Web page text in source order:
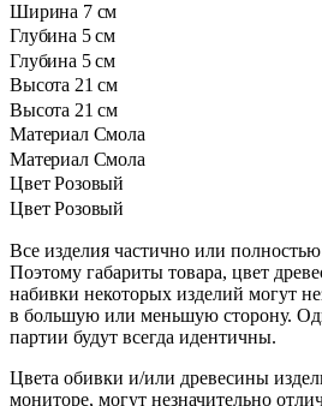
Ширина 7 см
Глубина 5 см
Глубина 5 см
Высота 21 см
Высота 21 см
Материал Смола
Материал Смола
Цвет Розовый
Цвет Розовый
Все изделия частично или
Поэтому габариты товара, цвет
набивки некоторых изделий могут
в большую или меньшую сторону.
партии будут всегда идентичны.
Цвета обивки и/или древесины
мониторе, могут незначительно